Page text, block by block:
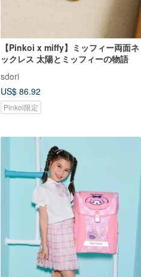
【Pinkoi x miffy】ミッフィー両面ネ
ックレス 太陽とミッフィーの物語
sdori
US$ 86.92
Pinkoi限定